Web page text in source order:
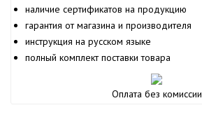
наличие сертификатов на продукцию
гарантия от магазина и производителя
инструкция на русском языке
полный комплект поставки товара
Оплата без комиссии